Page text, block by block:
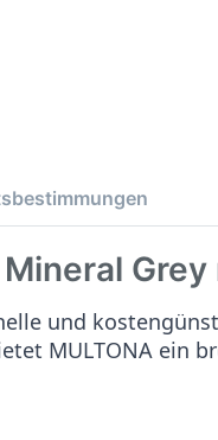
Grey
und
MULTONA ein